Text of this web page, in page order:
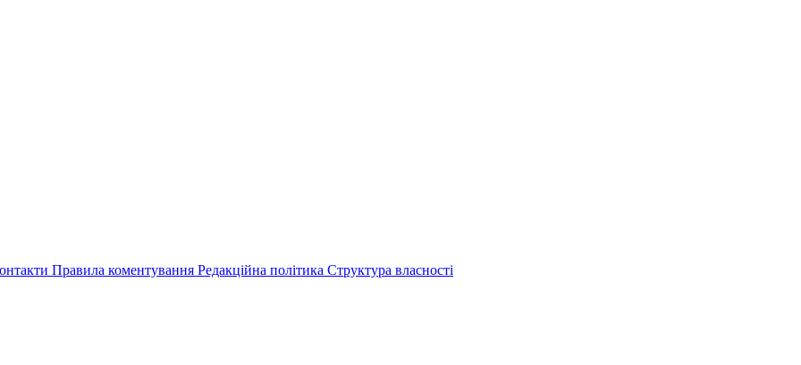
Правила коментування Редакційна політика Структура власності